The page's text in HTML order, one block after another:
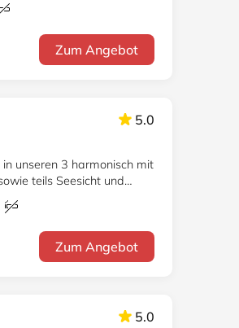
Zum Angebot
5.0
unseren 3 harmonisch mit
teils Seesicht und
Zum Angebot
5.0